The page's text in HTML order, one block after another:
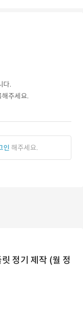
다.
주세요.
인 해주세요.
정기 제작 (월 정